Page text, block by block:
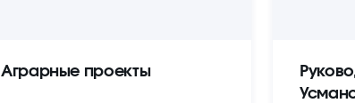
Аграрные проекты